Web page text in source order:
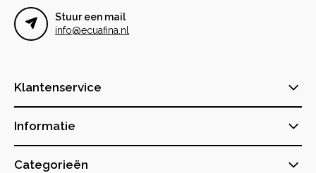
Stuur een mail
info@ecuafina.nl
Klantenservice
Informatie
Categorieën